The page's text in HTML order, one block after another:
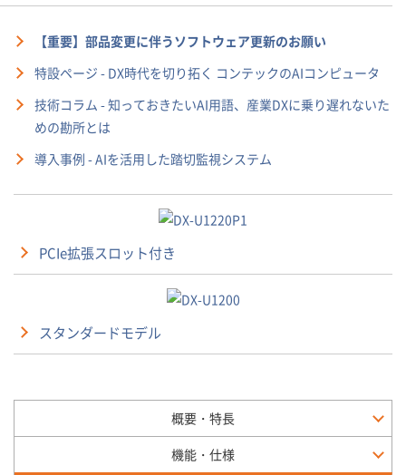
【重要】部品変更に伴うソフトウェア更新のお願い
特設ページ - DX時代を切り拓く コンテックのAIコンピュータ
技術コラム - 知っておきたいAI用語、産業DXに乗り遅れないた
めの勘所とは
導入事例 - AIを活用した踏切監視システム
PCIe拡張スロット付き
スタンダードモデル
概要・特長
機能・仕様